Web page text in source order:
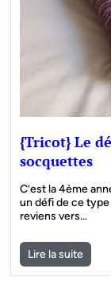
{Tricot} Le
socquettes
C’est la 4ème
un défi de ce
reviens vers…
Lire la suite